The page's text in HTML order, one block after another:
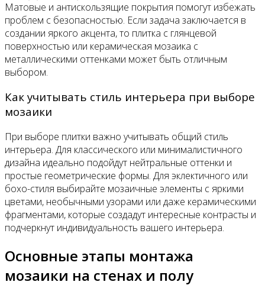
Матовые и антискользящие покрытия помогут избежать
проблем с безопасностью. Если задача заключается в
создании яркого акцента, то плитка с глянцевой
поверхностью или керамическая мозаика с
металлическими оттенками может быть отличным
выбором.
Как учитывать стиль интерьера при выборе
мозаики
При выборе плитки важно учитывать общий стиль
интерьера. Для классического или минималистичного
дизайна идеально подойдут нейтральные оттенки и
простые геометрические формы. Для эклектичного или
бохо-стиля выбирайте мозаичные элементы с яркими
цветами, необычными узорами или даже керамическими
фрагментами, которые создадут интересные контрасты и
подчеркнут индивидуальность вашего интерьера.
Основные этапы монтажа
мозаики на стенах и полу